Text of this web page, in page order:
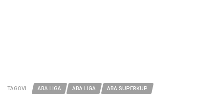
TAGOVI ABA LIGA ABA LIGA ABA SUPERKUP